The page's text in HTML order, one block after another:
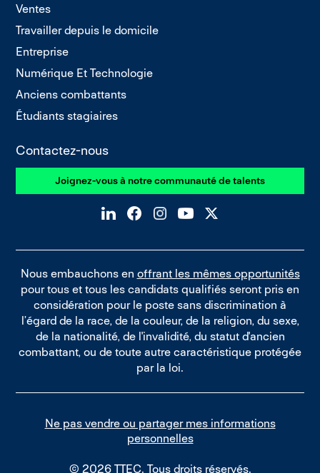
Ventes
Travailler depuis le domicile
Entreprise
Numérique Et Technologie
Anciens combattants
Étudiants stagiaires
Contactez-nous
Joignez-vous à notre communauté de talents
Nous embauchons en offrant les mêmes opportunités
pour tous et tous les candidats qualifiés seront pris en
considération pour le poste sans discrimination à
l’égard de la race, de la couleur, de la religion, du sexe,
de la nationalité, de l'invalidité, du statut d'ancien
combattant, ou de toute autre caractéristique protégée
par la loi.
Ne pas vendre ou partager mes informations
personnelles
© 2026 TTEC. Tous droits réservés.